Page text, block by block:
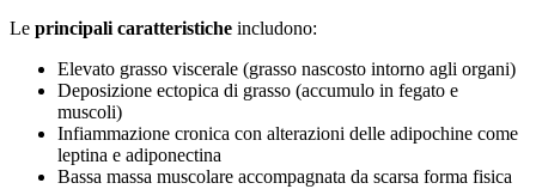
Le principali caratteristiche includono:
Elevato grasso viscerale (grasso nascosto intorno agli organi)
Deposizione ectopica di grasso (accumulo in fegato e
muscoli)
Infiammazione cronica con alterazioni delle adipochine come
leptina e adiponectina
Bassa massa muscolare accompagnata da scarsa forma fisica